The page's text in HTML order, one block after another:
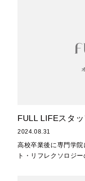
FULL LIFEスタ
2024.08.31
高校卒業後に専門学
ト・リフレクソロジー